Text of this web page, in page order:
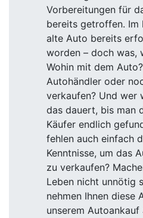
Vorbereitungen für
bereits getroffen. Im
alte Auto bereits
worden – doch was,
Wohin mit dem
Autohändler oder
verkaufen? Und wer
das dauert, bis man
Käufer endlich
fehlen auch einfach
Kenntnisse, um das
zu verkaufen?
Leben nicht unnötig
nehmen Ihnen diese
unserem